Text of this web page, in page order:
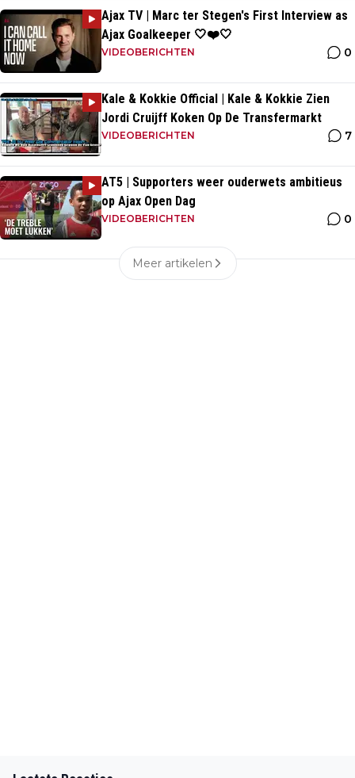
Ajax TV | Marc ter Stegen's First Interview as
Ajax Goalkeeper 🤍❤️🤍
VIDEOBERICHTEN 0
Kale & Kokkie Official | Kale & Kokkie Zien
Jordi Cruijff Koken Op De Transfermarkt
VIDEOBERICHTEN 7
AT5 | Supporters weer ouderwets ambitieus
op Ajax Open Dag
VIDEOBERICHTEN 0
Meer artikelen